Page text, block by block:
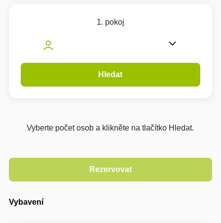
1. pokoj
Hledat
Vyberte počet osob a klikněte na tlačítko Hledat.
Vybavení